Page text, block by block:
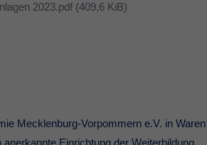
2023.pdf (409,6 KiB)
Mecklenburg-Vorpommern e.V. in Waren